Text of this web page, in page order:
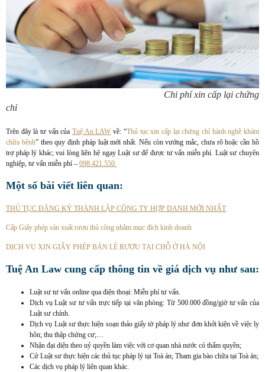
Chi phí xin cấp lại chứng
chỉ
Trên đây là tư vấn củaTuệ An LAW về: “Thủ tục xin cấp lại chứng chỉ hành nghề khám
chữa bệnh” theo quy định pháp luật mới nhất. Nếu còn vướng mắc, chưa rõ hoặc cần hồ
trợ pháp lý khác; vui lòng liên hệ ngay Luật sư để được tư vấn miễn phí. Luật sư chuyên
nghiệp, tư vấn miễn phí – 098.421.550.
Một số bài viết liên quan:
THỦ TỤC ĐĂNG KÝ THÀNH LẬP CÔNG TY HỢP DANH MỚI NHẤT
Cấp Giấy phép sản xuất rượu thủ công nhằm mục đích kinh doanh
DỊCH VỤ XIN GIẤY PHÉP BÁN LẺ RƯỢU TẠI CHỖ Ở HÀ NỘI
Tuệ An Law cung cấp thông tin về giá dịch vụ như sau:
Luật sư tư vấn online qua điện thoại: Miễn phí tư vấn.
Dịch vụ Luật sư tư vấn trực tiếp tại văn phòng: Từ 500.000 đồng/giờ tư vấn của
Luật sư chính.
Dịch vụ Luật sư thực hiện soạn thảo giấy tờ pháp lý như đơn khởi kiện về việc ly
hôn; thu thập chứng cư;…
Nhận đại diện theo uỷ quyền làm việc với cơ quan nhà nước có thẩm quyền;
Cử Luật sư thực hiện các thủ tục pháp lý tại Toà án; Tham gia bào chữa tại Toà án;
Các dịch vụ pháp lý liên quan khác.